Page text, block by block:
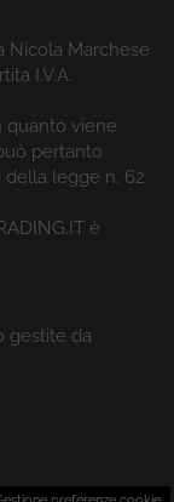
Nicola Marchese
I.V.A.
quanto viene
pertanto
della legge n. 62
è
gestite da